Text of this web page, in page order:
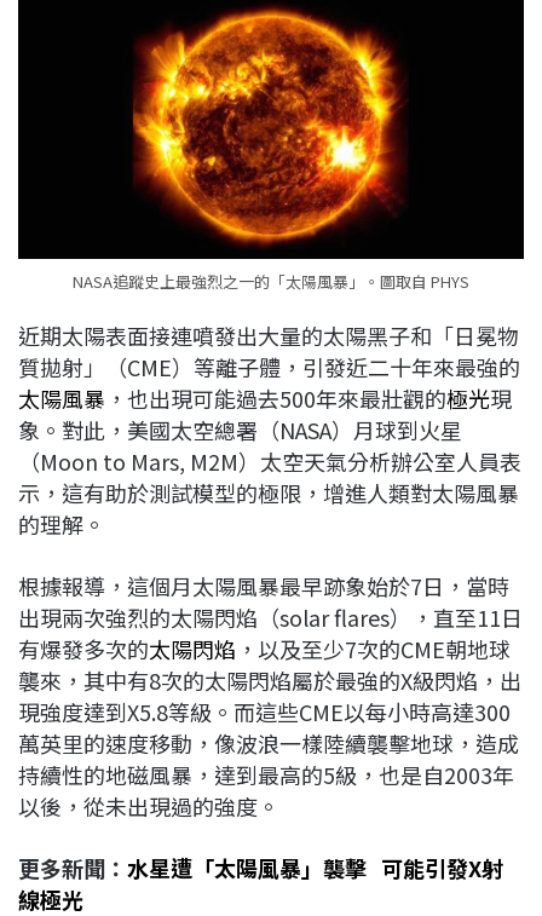
d
s
e
d
I
n
L
i
n
k
NASA追蹤史上最強烈之一的「太陽風暴」。圖取自 PHYS
近期太陽表面接連噴發出大量的太陽黑子和「日冕物
質拋射」（CME）等離子體，引發近二十年來最強的
太陽風暴 ，也出現可能過去500年來最壯觀的極光現
象。對此，美國太空總署（NASA）月球到火星
（Moon to Mars, M2M）太空天氣分析辦公室人員表
示，這有助於測試模型的極限，增進人類對太陽風暴
的理解。
根據報導，這個月太陽風暴最早跡象始於7日，當時
出現兩次強烈的太陽閃焰（solar flares），直至11日
有爆發多次的太陽閃焰 ，以及至少7次的CME朝地球
襲來，其中有8次的太陽閃焰屬於最強的X級閃焰，出
現強度達到X5.8等級。而這些CME以每小時高達300
萬英里的速度移動，像波浪一樣陸續襲擊地球，造成
持續性的地磁風暴，達到最高的5級，也是自2003年
以後，從未出現過的強度。
更多新聞： 水星遭「太陽風暴」襲擊 可能引發X射
線極光